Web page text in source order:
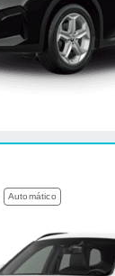
Automático